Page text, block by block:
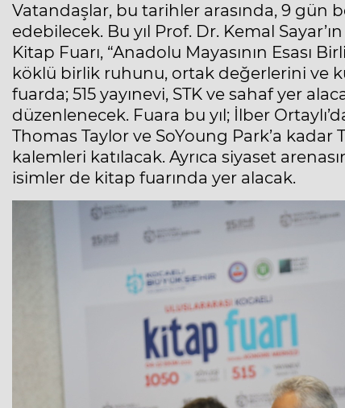
Vatandaşlar, bu tarihler arasında, 9 gün
edebilecek. Bu yıl Prof. Dr. Kemal
Kitap Fuarı, “Anadolu Mayasının Esası
köklü birlik ruhunu, ortak değerlerini ve
fuarda; 515 yayınevi, STK ve sahaf yer
düzenlenecek. Fuara bu yıl; İlber
Thomas Taylor ve SoYoung Park’a
kalemleri katılacak. Ayrıca siyaset
isimler de kitap fuarında yer alacak.